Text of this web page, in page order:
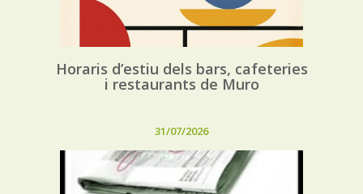
Horaris d’estiu dels bars, cafeteries
i restaurants de Muro
31/07/2026